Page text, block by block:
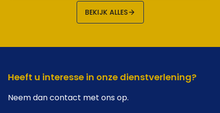
BEKIJK ALLES
Heeft u interesse in onze dienstverlening?
Neem dan contact met ons op.